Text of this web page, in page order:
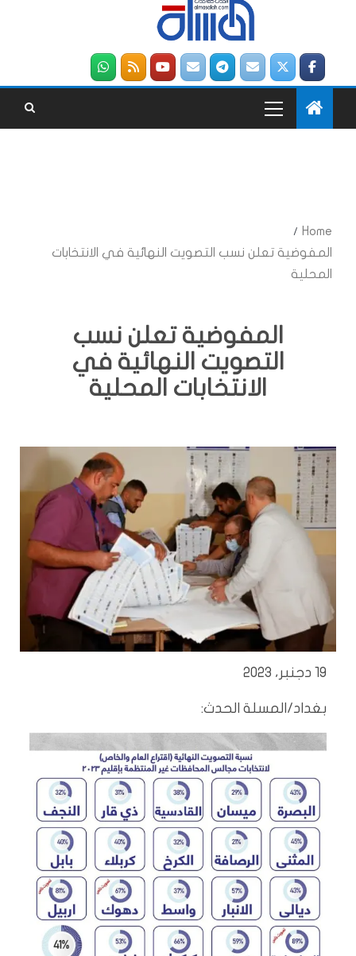
Home
المفوضية تعلن نسب التصويت النهائية في الانتخابات
المحلية
المفوضية تعلن نسب
التصويت النهائية في
الانتخابات المحلية
19 دجنبر، 2023
بغداد/المسلة الحدث: